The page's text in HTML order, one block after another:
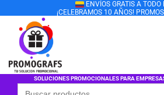
ENVÍOS GRATIS A TODO
¡CELEBRAMOS 10 AÑOS!
SOLUCIONES PROMOCIONALES PARA
Buscar: